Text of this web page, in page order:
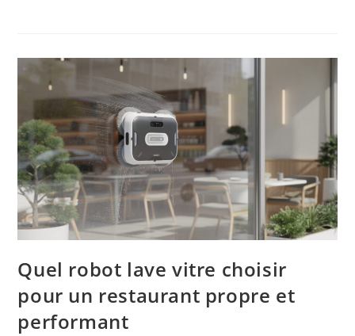
Quel robot lave vitre choisir
pour un restaurant propre et
performant